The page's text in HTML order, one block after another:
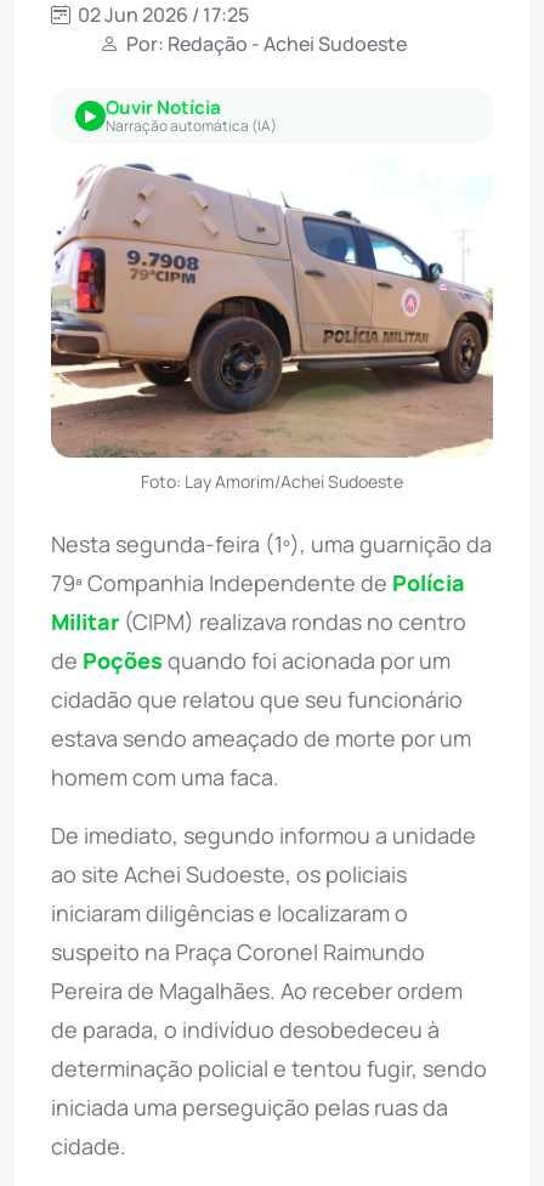
02 Jun 2026 / 17:25
Por: Redação - Achei Sudoeste
Ouvir Notícia
Narração automática (IA)
Foto: Lay Amorim/Achei Sudoeste
Nesta segunda-feira (1º), uma guarnição da
79ª Companhia Independente de Polícia
Militar (CIPM) realizava rondas no centro
de Poções quando foi acionada por um
cidadão que relatou que seu funcionário
estava sendo ameaçado de morte por um
homem com uma faca.
De imediato, segundo informou a unidade
ao site Achei Sudoeste, os policiais
iniciaram diligências e localizaram o
suspeito na Praça Coronel Raimundo
Pereira de Magalhães. Ao receber ordem
de parada, o indivíduo desobedeceu à
determinação policial e tentou fugir, sendo
iniciada uma perseguição pelas ruas da
cidade.